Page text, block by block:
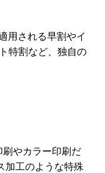
用される早割やイ
特割など、独自の
やカラー印刷だ
加工のような特殊